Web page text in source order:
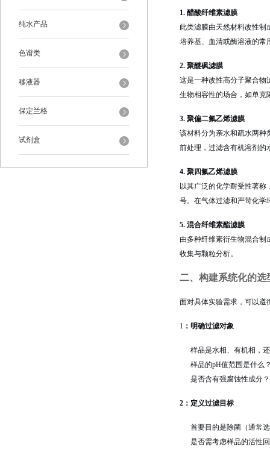
纯水产品
色谱类
移液器
保定兰格
试剂盒
1. 醋酸纤维素滤膜
此类滤膜由天然材料改性
培养基、血清或酶溶液的常
2. 聚醚砜滤膜
这是一种改性高分子聚合物
生物相容性的场合，如单克
3. 聚偏二氟乙烯滤膜
该材料分为亲水和疏水两种
前处理，过滤含有机溶剂的
4. 聚四氟乙烯滤膜
以其广泛的化学耐受性著
号。在气体过滤和严苛化学
5. 混合纤维素酯滤膜
由多种纤维素衍生物混合
收集与颗粒分析。
二、构建系统化的选
面对具体实验需求，可以遵
1 ：明确过滤对象
样品是水相、有机相，
样品的pH值范围是什么
是否含有强腐蚀性成分？
2：定义过滤目标
首要目的是除菌（通常
是否需考虑样品的活性